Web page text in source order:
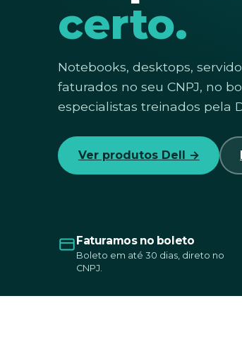
certo.
Notebooks, desktops,
faturados no seu CNPJ, no
especialistas treinados pela
Ver produtos Dell →
Faturamos no boleto
Boleto em até 30 dias, direto no
CNPJ.